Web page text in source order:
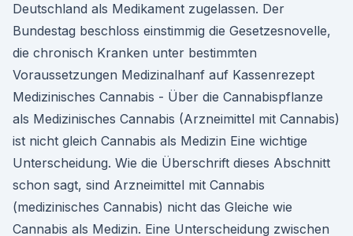
Deutschland als Medikament zugelassen. Der
Bundestag beschloss einstimmig die Gesetzesnovelle,
die chronisch Kranken unter bestimmten
Voraussetzungen Medizinalhanf auf Kassenrezept
Medizinisches Cannabis - Über die Cannabispflanze
als Medizinisches Cannabis (Arzneimittel mit Cannabis)
ist nicht gleich Cannabis als Medizin Eine wichtige
Unterscheidung. Wie die Überschrift dieses Abschnitt
schon sagt, sind Arzneimittel mit Cannabis
(medizinisches Cannabis) nicht das Gleiche wie
Cannabis als Medizin. Eine Unterscheidung zwischen